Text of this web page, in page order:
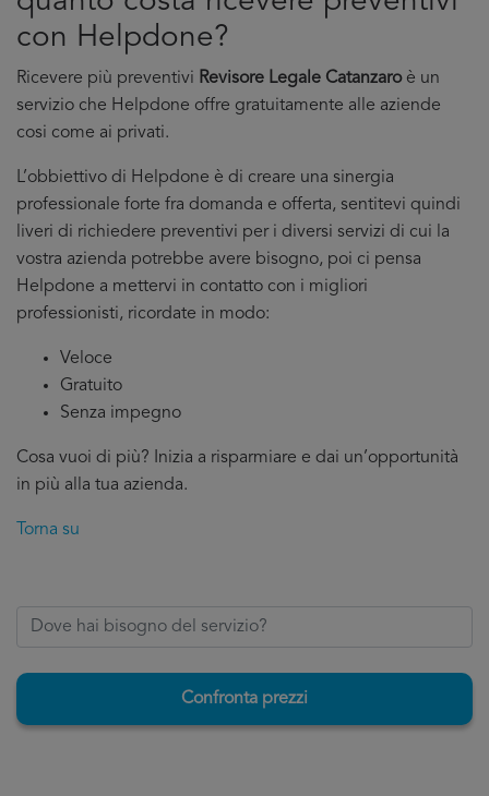
con Helpdone?
Ricevere più preventivi Revisore Legale Catanzaroè un
servizio che Helpdone offre gratuitamente alle aziende
cosi come ai privati.
L’obbiettivo di Helpdone è di creare una sinergia
professionale forte fra domanda e offerta, sentitevi quindi
liveri di richiedere preventivi per i diversi servizi di cui la
vostra azienda potrebbe avere bisogno, poi ci pensa
Helpdone a mettervi in contatto con i migliori
professionisti, ricordate in modo:
Veloce
Gratuito
Senza impegno
Cosa vuoi di più? Inizia a risparmiare e dai un’opportunità
in più alla tua azienda.
Torna su
Confronta prezzi